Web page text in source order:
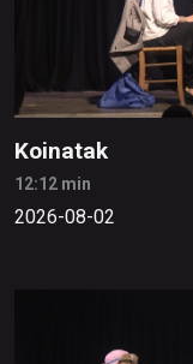
Koinatak
12:12 min
2026-08-02